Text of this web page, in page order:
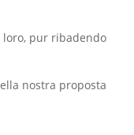
loro, pur ribadendo
nostra proposta